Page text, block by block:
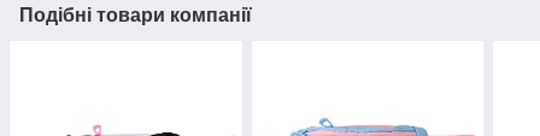
Подібні товари компанії